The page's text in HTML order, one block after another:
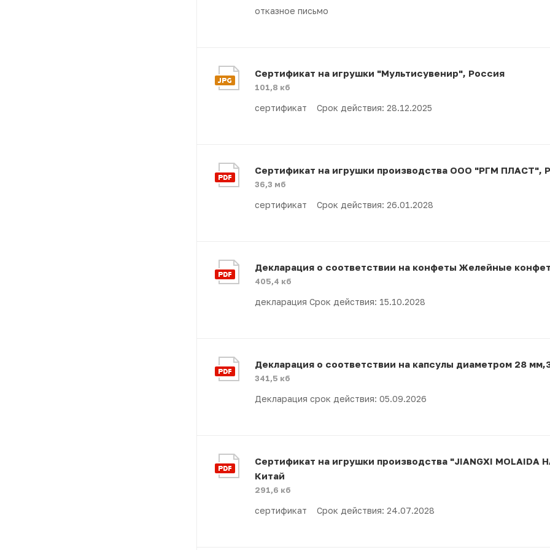
отказное письмо
Сертификат на игрушки "Мультисувенир", Россия
101,8 кб
сертификат Срок действия: 28.12.2025
Сертификат на игрушки производства ООО "РГМ ПЛАСТ",
36,3 мб
сертификат Срок действия: 26.01.2028
Декларация о соответствии на конфеты Желейные
405,4 кб
декларация Срок действия: 15.10.2028
Декларация о соответствии на капсулы диаметром 28
341,5 кб
Декларация срок действия: 05.09.2026
Сертификат на игрушки производства "JIANGXI MOLAIDA
Китай
291,6 кб
сертификат Срок действия: 24.07.2028